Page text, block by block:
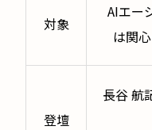
対象
AIエー
は関
登壇
長谷 航